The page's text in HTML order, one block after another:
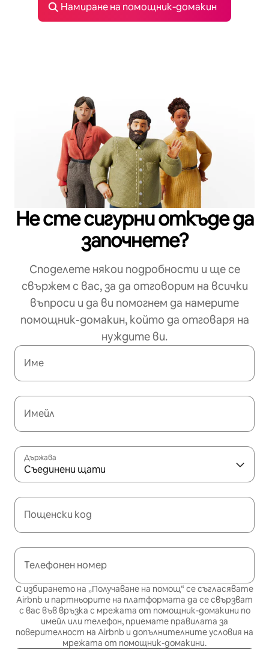
Намиране на помощник‑домакин
Не сте сигурни откъде да
започнете?
Споделете някои подробности и ще се
свържем с вас, за да отговорим на всички
въпроси и да ви помогнем да намерите
помощник-домакин, който да отговаря на
нуждите ви.
Име
Имейл
Държава
Съединени щати
Пощенски код
Телефонен номер
С избирането на „Получаване на помощ“ се съгласявате
Airbnb и партньорите на платформата да се свързват
с вас във връзка с мрежата от помощник-домакини по
имейл или телефон, приемате правилата за
поверителност на Airbnb и допълнителните условия на
мрежата от помощник-домакини.